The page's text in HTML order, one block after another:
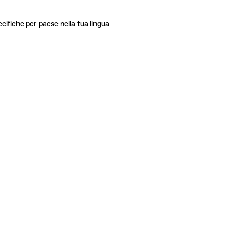
per paese nella tua lingua